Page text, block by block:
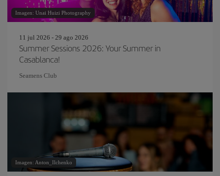
Imagen: Unai Huizi Photography
11 jul 2026 - 29 ago 2026
Summer Sessions 2026: Your Summer in
Casablanca!
Seamens Club
Imagen: Anton_Ilchenko